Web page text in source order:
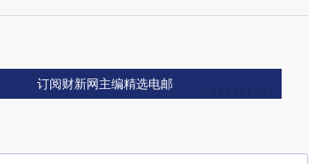
订阅财新网主编精选电邮